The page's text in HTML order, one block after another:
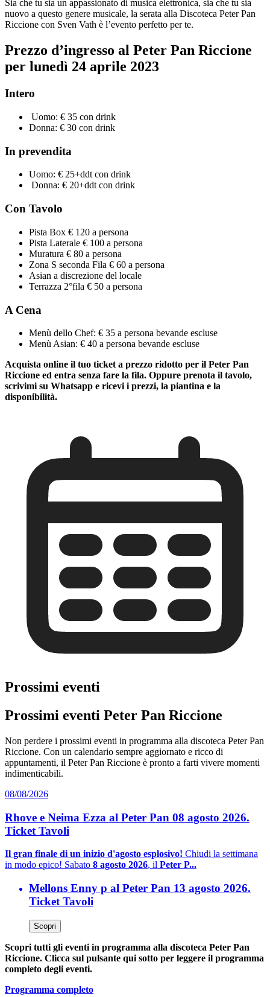
Sia che tu sia un appassionato di musica elettronica, sia che tu sia
nuovo a questo genere musicale, la serata alla Discoteca Peter Pan
Riccione con Sven Vath è l’evento perfetto per te.
Prezzo d’ingresso al Peter Pan Riccione
per lunedì 24 aprile 2023
Intero
Uomo: € 35 con drink
Donna: € 30 con drink
In prevendita
Uomo: € 25+ddt con drink
Donna: € 20+ddt con drink
Con Tavolo
Pista Box € 120 a persona
Pista Laterale € 100 a persona
Muratura € 80 a persona
Zona S seconda Fila € 60 a persona
Asian a discrezione del locale
Terrazza 2°fila € 50 a persona
A Cena
Menù dello Chef: € 35 a persona bevande escluse
Menù Asian: € 40 a persona bevande escluse
Acquista online il tuo ticket a prezzo ridotto per il Peter Pan
Riccione ed entra senza fare la fila. Oppure prenota il tavolo,
scrivimi su Whatsapp e ricevi i prezzi, la piantina e la
disponibilità.
Prossimi eventi
Prossimi eventi Peter Pan Riccione
Non perdere i prossimi eventi in programma alla discoteca Peter Pan
Riccione. Con un calendario sempre aggiornato e ricco di
appuntamenti, il Peter Pan Riccione è pronto a farti vivere momenti
indimenticabili.
08/08/2026
Rhove e Neima Ezza al Peter Pan 08 agosto 2026.
Ticket Tavoli
Il gran finale di un inizio d'agosto esplosivo! Chiudi la settimana
in modo epico! Sabato 8 agosto 2026, il Peter P...
Mellons Enny p al Peter Pan 13 agosto 2026.
Ticket Tavoli
Scopri
Scopri tutti gli eventi in programma alla discoteca Peter Pan
Riccione. Clicca sul pulsante qui sotto per leggere il programma
completo degli eventi.
Programma completo